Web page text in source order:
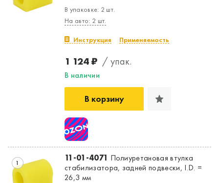
В упаковке: 2 шт.
На авто: 2 шт.
Инструкция Применяемость
1 124 ₽ / упак.
В наличии
В корзину
1 11-01-4071 Полиуретановая втулка
стабилизатора, задней подвески, I.D. =
26,3 мм